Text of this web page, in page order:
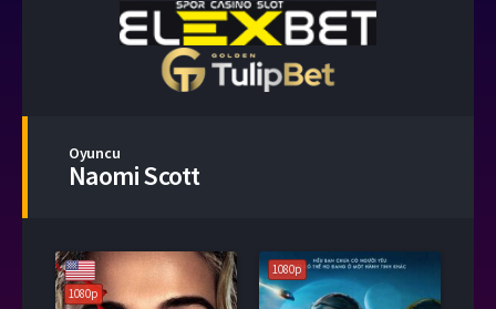
Oyuncu
Naomi Scott
1080p
1080p